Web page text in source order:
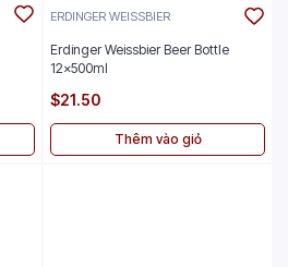
ERDINGER WEISSBIER
Erdinger Weissbier Beer Bottle
12x500ml
$21.50
Thêm vào giỏ